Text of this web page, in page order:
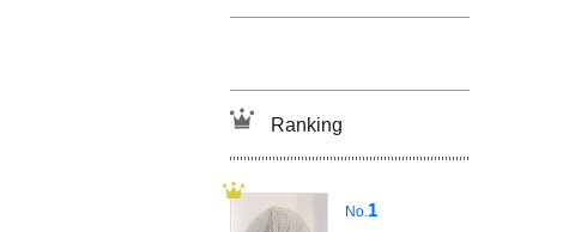
Ranking
No. 1